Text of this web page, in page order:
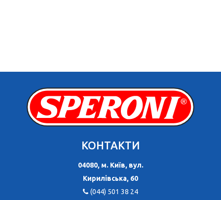
КОНТАКТИ
04080, м. Київ, вул.
Кирилівська, 60
(044) 501 38 24